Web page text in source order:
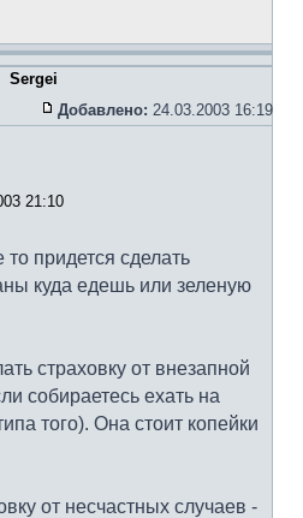
Sergei
Добавлено: 24.03.2003 16:19
21:10
придется сделать
куда едешь или зеленую
страховку от внезапной
собираетесь ехать на
того). Она стоит копейки
от несчастных случаев -